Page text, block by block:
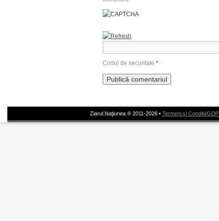
Codul de securitate *
Ziarul Naţiunea ® 2011-2026 • Termeni şi Condiţii/